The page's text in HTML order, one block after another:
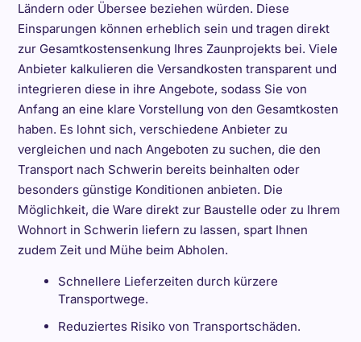
Ländern oder Übersee beziehen würden. Diese
Einsparungen können erheblich sein und tragen direkt
zur Gesamtkostensenkung Ihres Zaunprojekts bei. Viele
Anbieter kalkulieren die Versandkosten transparent und
integrieren diese in ihre Angebote, sodass Sie von
Anfang an eine klare Vorstellung von den Gesamtkosten
haben. Es lohnt sich, verschiedene Anbieter zu
vergleichen und nach Angeboten zu suchen, die den
Transport nach Schwerin bereits beinhalten oder
besonders günstige Konditionen anbieten. Die
Möglichkeit, die Ware direkt zur Baustelle oder zu Ihrem
Wohnort in Schwerin liefern zu lassen, spart Ihnen
zudem Zeit und Mühe beim Abholen.
Schnellere Lieferzeiten durch kürzere
Transportwege.
Reduziertes Risiko von Transportschäden.